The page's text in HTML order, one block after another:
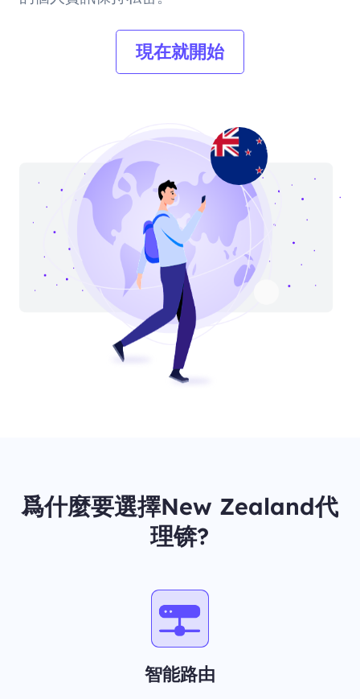
現在就開始
爲什麼要選擇New Zealand代
理锛?
智能路由